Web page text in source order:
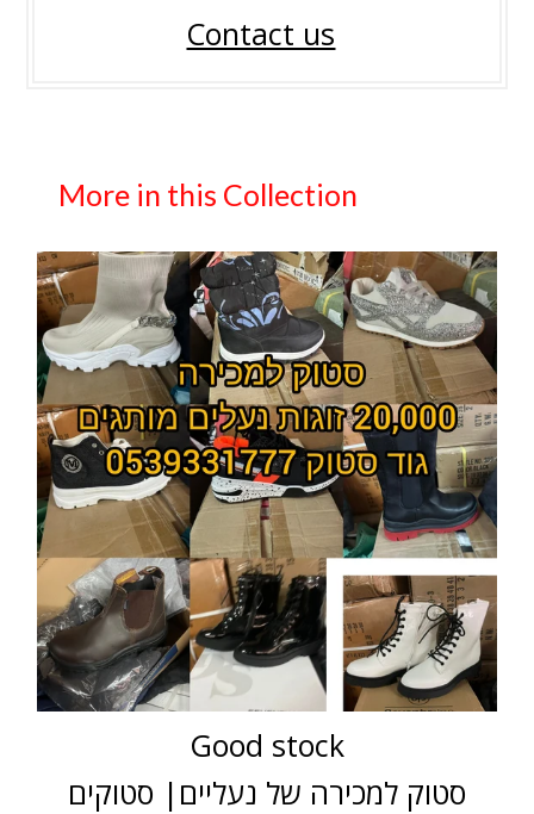
Contact us
More in this Collection
Good stock
סטוק למכירה של נעליים| סטוקים